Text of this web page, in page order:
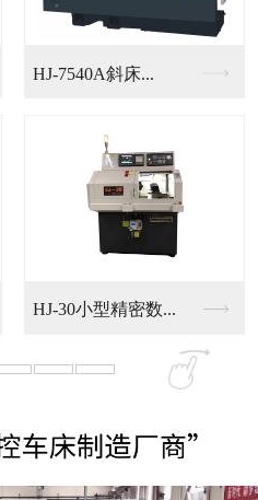
HJ-7540A斜床...
HJ-30小型精密数...